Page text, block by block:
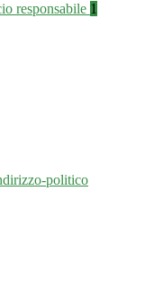
responsabile 1
politico